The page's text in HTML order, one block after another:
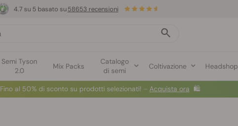
Semi Tyson
2.0
Mix Packs
Catalogo
di semi
Coltivazione Headshop
4.7 su 5 basato su 58653 recensioni
Fino al 50% di sconto su prodotti selezionati! ⏤ Acquista ora 🛍️